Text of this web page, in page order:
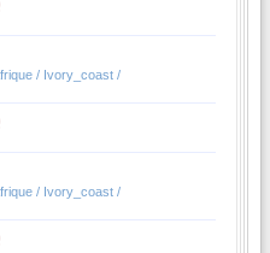
/ Ivory_coast /
/ Ivory_coast /